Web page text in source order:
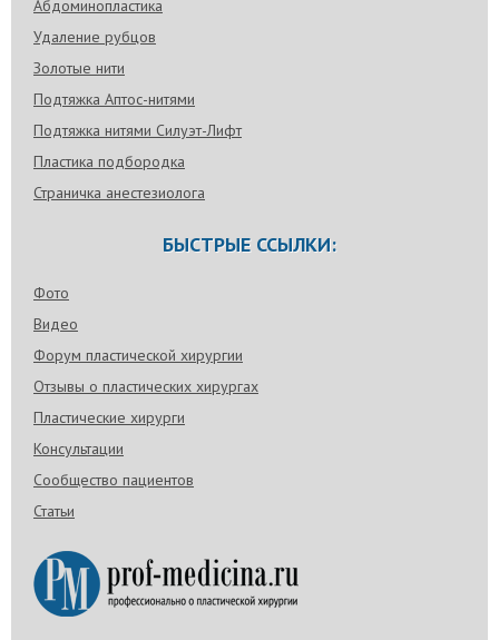
Абдоминопластика
Удаление рубцов
Золотые нити
Подтяжка Аптос-нитями
Подтяжка нитями Силуэт-Лифт
Пластика подбородка
Страничка анестезиолога
БЫСТРЫЕ ССЫЛКИ:
Фото
Видео
Форум пластической хирургии
Отзывы о пластических хирургах
Пластические хирурги
Консультации
Сообщество пациентов
Статьи